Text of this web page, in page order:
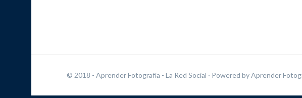
© 2018 - Aprender Fotografía - La Red Social · Powered byAprender